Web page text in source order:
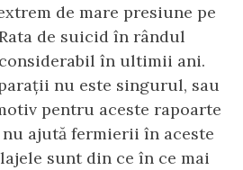
de mare presiune pe
de suicid în rândul
în ultimii ani.
nu este singurul, sau
pentru aceste rapoarte
ajută fermierii în aceste
sunt din ce în ce mai